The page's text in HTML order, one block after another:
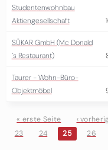
Studentenwohnbau
Aktiengesellschaft
SÜKAR GmbH (Mc Donald
´s Restaurant)
Taurer - Wohn-Büro-
Objektmöbel
Seiten
« erste Seite ‹
23
24 25 26